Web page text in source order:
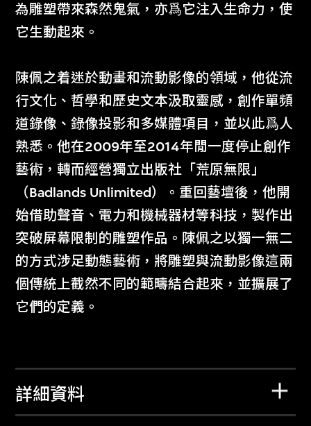
為雕塑帶來森然鬼氣，亦爲它注入生命力，使
它生動起來。
陳佩之着迷於動畫和流動影像的領域，他從流
行文化、哲學和歷史文本汲取靈感，創作單頻
道錄像、錄像投影和多媒體項目，並以此爲人
熟悉。他在2009年至2014年閒一度停止創作
藝術，轉而經營獨立出版社「荒原無限」
（Badlands Unlimited）。重回藝壇後，他開
始借助聲音、電力和機械器材等科技，製作出
突破屏幕限制的雕塑作品。陳佩之以獨一無二
的方式涉足動態藝術，將雕塑與流動影像這兩
個傳統上截然不同的範疇結合起來，並擴展了
它們的定義。
詳細資料